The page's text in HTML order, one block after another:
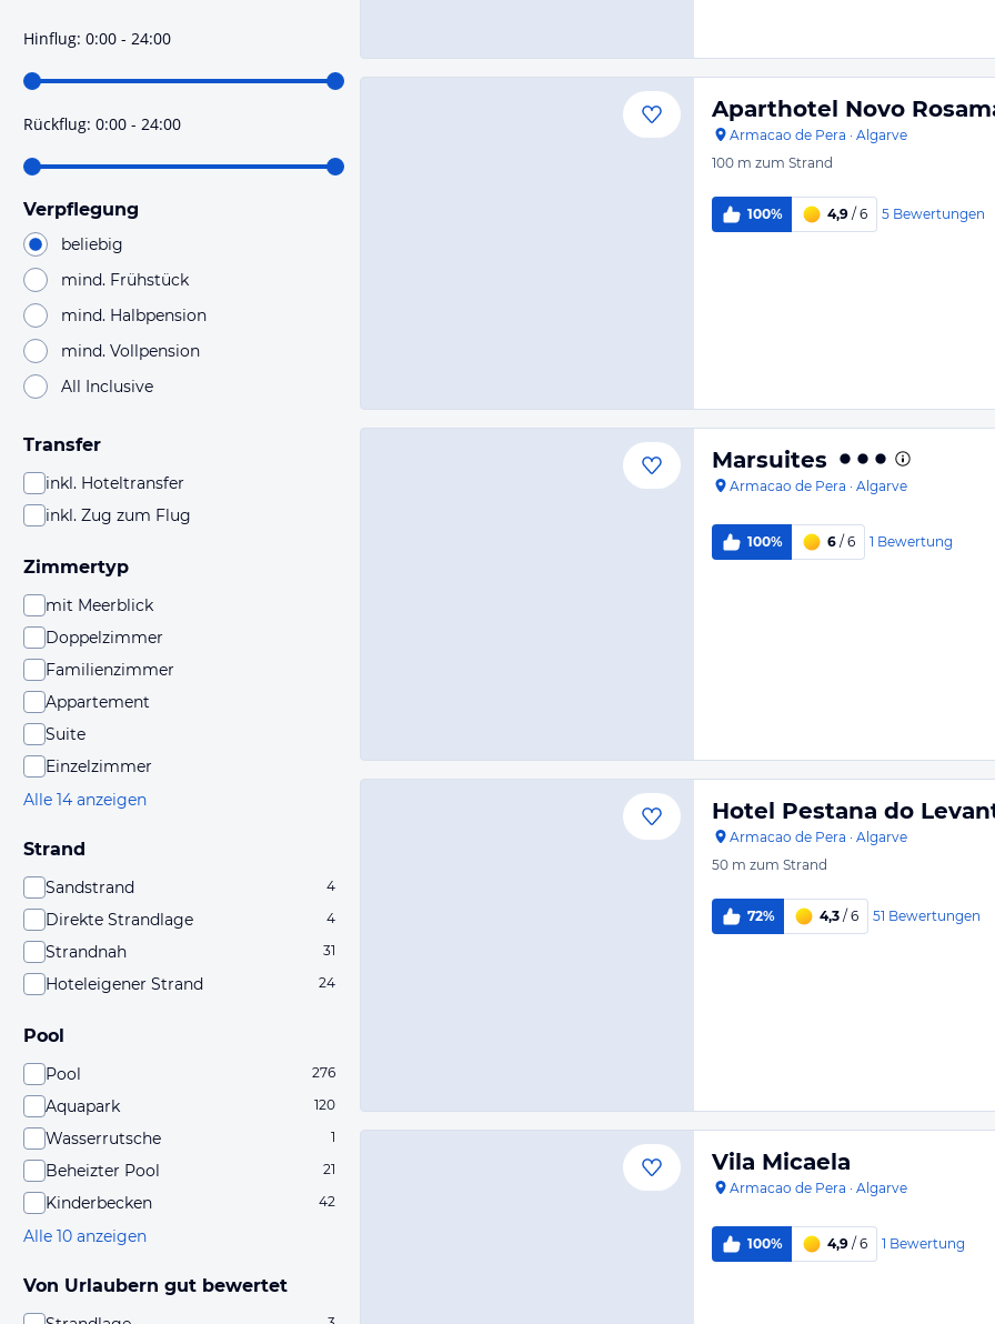
hoher Wahrscheinlichkeit Direktflüge sind. Bitte
prüfe vor der Buchung noch einmal die Flugdetails.
Hinflug: 0:00 - 24:00
Rückflug: 0:00 - 24:00
Verpflegung
beliebig
mind. Frühstück
mind. Halbpension
mind. Vollpension
All Inclusive
Transfer
inkl. Hoteltransfer
inkl. Zug zum Flug
Zimmertyp
mit Meerblick
Doppelzimmer
Familienzimmer
Appartement
Suite
Einzelzimmer
Alle 14 anzeigen
Strand
Sandstrand 4
Direkte Strandlage 4
Strandnah 31
Hoteleigener Strand 24
Pool
Pool 276
Aquapark 120
Wasserrutsche 1
Beheizter Pool 21
Kinderbecken 42
Alle 10 anzeigen
Von Urlaubern gut bewertet
Aparthotel Novo
Armacao de Pera · Algarve
100 m zum Strand
100% 4,9 / 6 5 Bewertungen
Marsuites
Armacao de Pera · Algarve
100% 6 / 6 1 Bewertung
Hotel Pestana do
Armacao de Pera · Algarve
50 m zum Strand
72% 4,3 / 6 51 Bewertungen
Vila Micaela
Armacao de Pera · Algarve
100% 4,9 / 6 1 Bewertung